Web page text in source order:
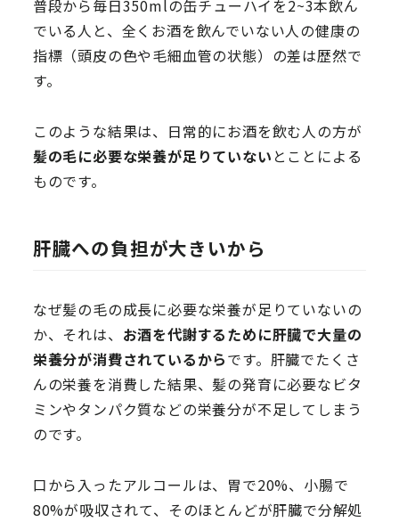
普段から毎日350mlの缶チューハイを2~3本飲ん
でいる人と、全くお酒を飲んでいない人の健康の
指標（頭皮の色や毛細血管の状態）の差は歴然で
す。
このような結果は、日常的にお酒を飲む人の方が
髪の毛に必要な栄養が足りていない とことによる
ものです。
肝臓への負担が大き いから
なぜ髪の毛の成長に必要な栄養が足りていないの
か、それは、 お酒を代謝するために肝臓で大量の
栄養分が消費されているからです。肝臓でたくさ
んの栄養を消費した結果、髪の発育に必要なビタ
ミンやタンパク質などの栄養分が不足してしまう
のです。
口から入ったアルコールは、胃で20%、小腸で
80%が吸収されて、そのほとんどが肝臓で分解処